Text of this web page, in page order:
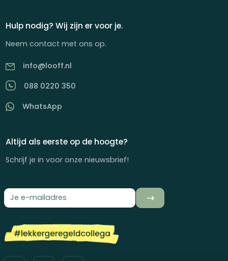
Hulp nodig? Wij zijn er voor je.
Neem contact met ons op.
info@looff.nl
088 0220 350
WhatsApp
Altijd als eerste op de hoogte?
Schrijf je in voor onze nieuwsbrief!